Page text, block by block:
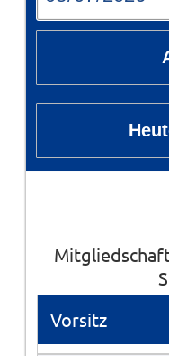
Vorsitz